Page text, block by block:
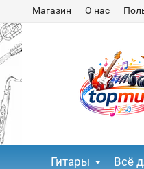
Магазин О нас
Гитары Всё